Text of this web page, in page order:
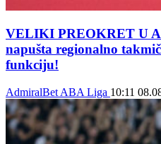
VELIKI PREOKRET U
napušta regionalno
funkciju!
AdmiralBet ABA Liga 10:11